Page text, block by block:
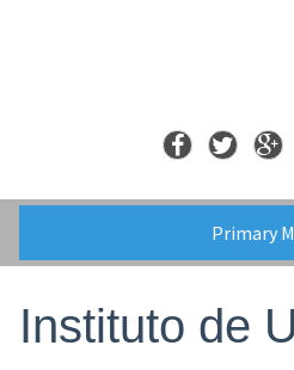
Primary
Instituto de